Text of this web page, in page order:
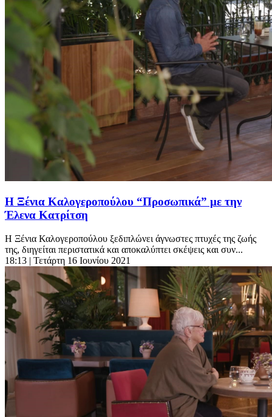
Η Ξένια Καλογεροπούλου “Προσωπικά” με την
Έλενα Κατρίτση
Η Ξένια Καλογεροπούλου ξεδιπλώνει άγνωστες πτυχές της ζωής
της, διηγείται περιστατικά και αποκαλύπτει σκέψεις και συν...
18:13 | Τετάρτη 16 Ιουνίου 2021